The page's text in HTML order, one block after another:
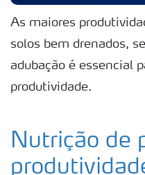
As maiores
solos bem drenados,
adubação é essencial
produtividade.
Nutrição de